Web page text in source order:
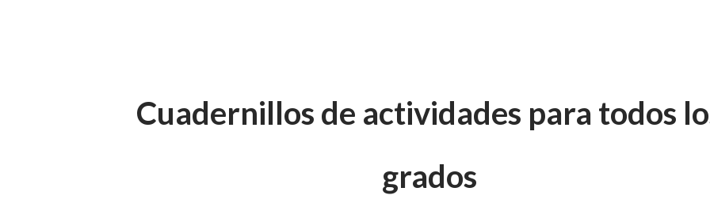
Cuadernillos de actividades para todos
grados